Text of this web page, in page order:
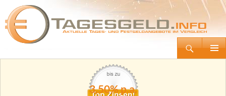
Tagesgeld.info – Tagesgeldkonten vergleichen und Tagesgeld-Zinsen berechnen
Zum
3,50% p.a.